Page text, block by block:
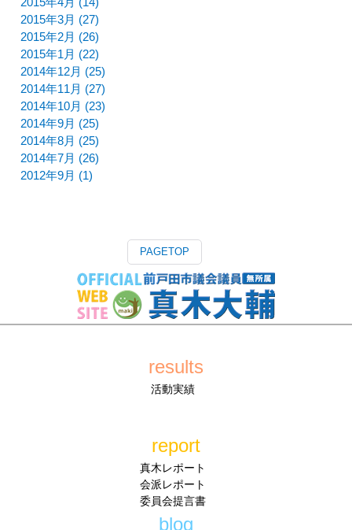
2015年3月 (27)
2015年2月 (26)
2015年1月 (22)
2014年12月 (25)
2014年11月 (27)
2014年10月 (23)
2014年9月 (25)
2014年8月 (25)
2014年7月 (26)
2012年9月 (1)
PAGETOP
results
活動実績
report
真木レポート
会派レポート
委員会提言書
blog